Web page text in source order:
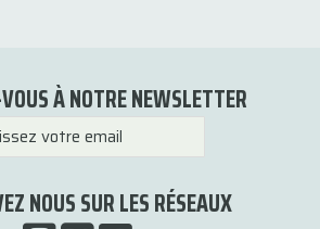
À NOTRE NEWSLETTER
NOUS SUR LES RÉSEAUX